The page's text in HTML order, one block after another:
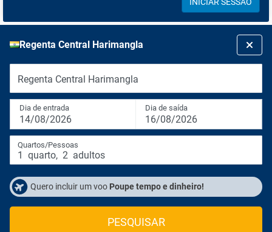
Regenta Central Harimangla
Regenta Central Harimangla
Dia de entrada
14/08/2026
Dia de saída
16/08/2026
Quartos/Pessoas
1 quarto, 2 adultos
Quero incluir um voo Poupe tempo e dinheiro!
PESQUISAR